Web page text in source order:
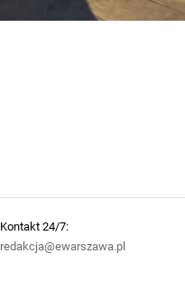
Kontakt 24/7:
redakcja@ewarszawa.pl